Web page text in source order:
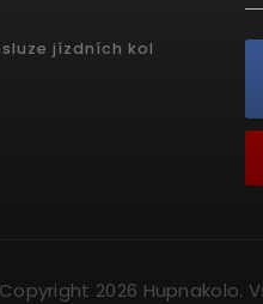
jízdních kol
Copyright 2026 Hupnakolo.